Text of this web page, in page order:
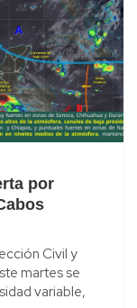
por
Civil y
martes se
variable,